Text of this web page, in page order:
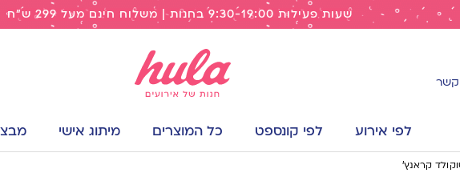
שעות פעילות 9:30-19:00 בחנות | משלוח חינם מעל 299 ש"ח
קשר
לפי אירוע לפי קונספט כל המוצרים מיתוג אישי
קראנץ’